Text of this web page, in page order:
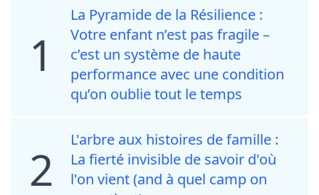
1
La Pyramide de la Résilience :
Votre enfant n’est pas fragile –
c’est un système de haute
performance avec une condition
qu’on oublie tout le temps
2
L'arbre aux histoires de famille :
La fierté invisible de savoir d'où
l'on vient (and à quel camp on